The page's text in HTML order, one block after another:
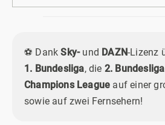
⚽ DankSky-und DAZN-Lizenz
1. Bundesliga, die 2. Bundesliga
Champions League auf einer
sowie auf zwei Fernsehern!